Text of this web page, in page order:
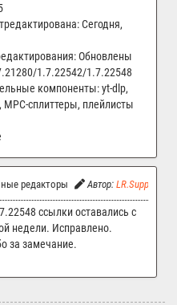
Сегодня,
Обновлены
1.7.22542/1.7.22548
компоненты: yt-dlp,
MPC-сплиттеры, плейлисты
редакторы Автор: LR.Support
ссылки оставались с
недели. Исправлено.
за замечание.